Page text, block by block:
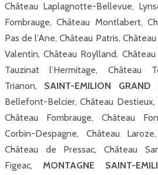
Château Laplagnotte-Bellevue,
Fombrauge, Château Montlabert,
Pas de l’Ane, Château Patris,
Valentin, Château Roylland,
Tauzinat l’Hermitage, Château
Trianon, SAINT-EMILION GRAND
Bellefont-Belcier, Château Destieux,
Château Fombrauge, Château
Corbin-Despagne, Château
Château de Pressac, Château
Figeac, MONTAGNE SAINT-